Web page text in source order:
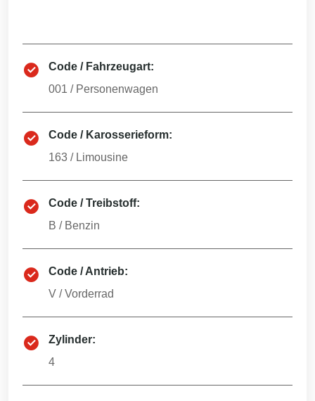
Code / Fahrzeugart:
001 / Personenwagen
Code / Karosserieform:
163 / Limousine
Code / Treibstoff:
B / Benzin
Code / Antrieb:
V /Vorderrad
Zylinder:
4